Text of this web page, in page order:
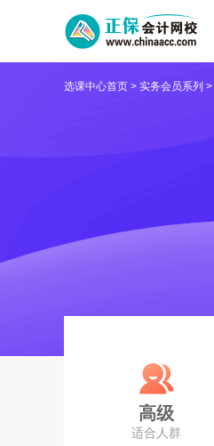
选课中心首页 > 实务会员系列 >
高级
适合人群